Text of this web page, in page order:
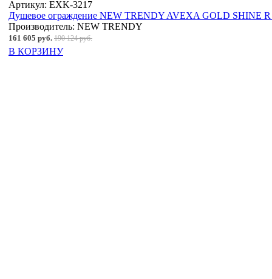
Артикул: EXK-3217
Душевое ограждение NEW TRENDY AVEXA GOLD SHINE R
Производитель: NEW TRENDY
161 605 руб. 190 124 руб.
В КОРЗИНУ